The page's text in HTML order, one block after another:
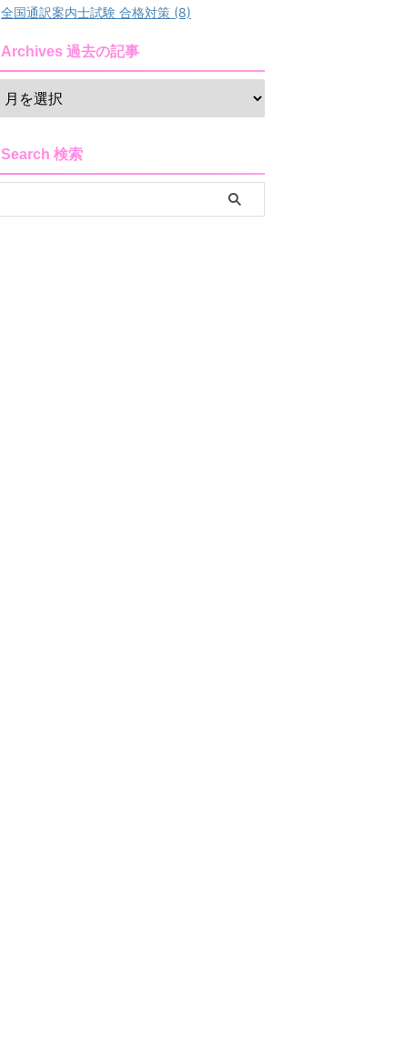
全国通訳案内士試験 合格対策 (8)
Archives 過去の記事
Search 検索